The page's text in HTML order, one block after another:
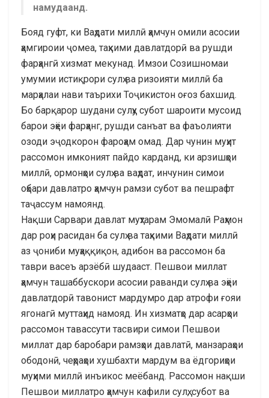
намудаанд.
Бояд гуфт, ки Ваҳдати миллӣ ҳамчун омили асосии
ҳамгироии ҷомеа, таҳкими давлатдорӣ ва рушди
фарҳангӣ хизмат мекунад. Имзои Созишномаи
умумии истиқрори сулҳ ва ризоияти миллӣ ба
марҳалаи нави таърихи Тоҷикистон оғоз бахшид.
Бо барқарор шудани сулҳу субот шароити мусоид
барои эҳёи фарҳанг, рушди санъат ва фаъолияти
озоди эҷодкорон фароҳам омад. Дар чунин муҳит
рассомон имконият пайдо карданд, ки арзишҳои
миллӣ, ормонҳои сулҳ ва ваҳдат, инчунин симои
оҳбари давлатро ҳамчун рамзи субот ва пешрафт
таҷассум намоянд.
Нақши Сарвари давлат муҳтарам Эмомалӣ Раҳмон
дар роҳи расидан ба сулҳ ва таҳкими Ваҳдати миллӣ
аз ҷониби муҳаққиқон, адибон ва рассомон ба
таври васеъ арзёбӣ шудааст. Пешвои миллат
ҳамчун ташаббускори асосии раванди сулҳ ва эҳёи
давлатдорӣ тавонист мардумро дар атрофи ғояи
ягонагӣ муттаҳид намояд. Ин хизматҳо дар асарҳои
рассомон тавассути тасвири симои Пешвои
миллат дар баробари рамзҳои давлатӣ, манзараҳои
ободонӣ, чеҳраҳои хушбахти мардум ва ёдгориҳои
муҳими миллӣ инъикос меёбанд. Рассомон нақши
Пешвои миллатро ҳамчун кафили сулҳ, субот ва